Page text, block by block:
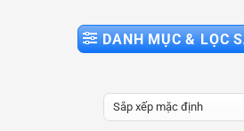
DANH MỤC & LỌC